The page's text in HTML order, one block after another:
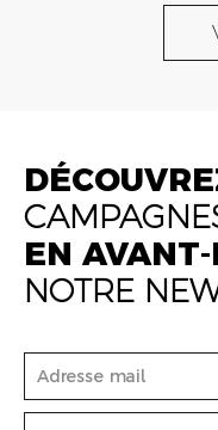
EN
NOTRE